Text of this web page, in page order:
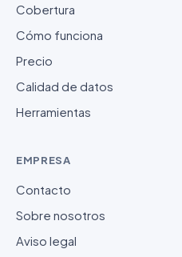
Cobertura
Cómo funciona
Precio
Calidad de datos
Herramientas
EMPRESA
Contacto
Sobre nosotros
Aviso legal